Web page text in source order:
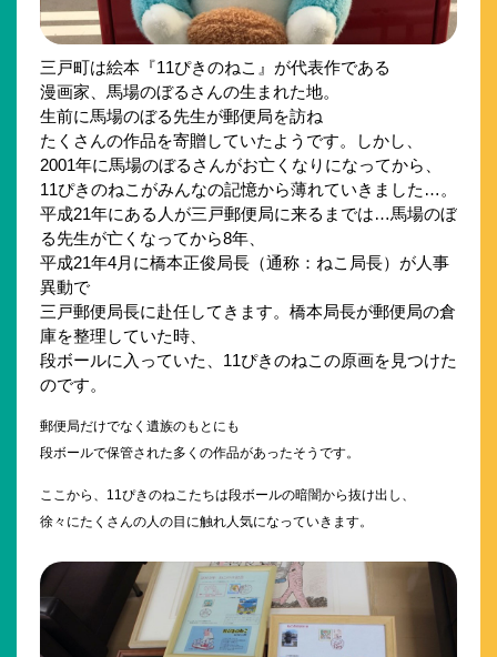
三戸町は絵本『11ぴきのねこ』が代表作である
漫画家、馬場のぼるさんの生まれた地。
生前に馬場のぼる先生が郵便局を訪ね
たくさんの作品を寄贈していたようです。しかし、
2001年に馬場のぼるさんがお亡くなりになってから、
11ぴきのねこがみんなの記憶から薄れていきました…。
平成21年にある人が三戸郵便局に来るまでは…馬場のぼ
る先生が亡くなってから8年、
平成21年4月に橋本正俊局長（通称：ねこ局長）が人事
異動で
三戸郵便局長に赴任してきます。橋本局長が郵便局の倉
庫を整理していた時、
段ボールに入っていた、11ぴきのねこの原画を見つけた
のです。
郵便局だけでなく遺族のもとにも
段ボールで保管された多くの作品があったそうです。
ここから、11ぴきのねこたちは段ボールの暗闇から抜け出し、
徐々にたくさんの人の目に触れ人気になっていきます。